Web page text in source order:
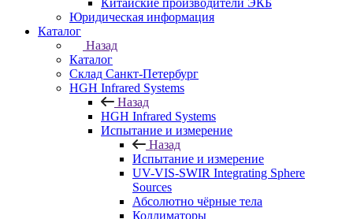
Китайские производители ЭКБ
Юридическая информация
Каталог
Назад
Каталог
Cклад Санкт-Петербург
HGH Infrared Systems
Назад
HGH Infrared Systems
Испытание и измерение
Назад
Испытание и измерение
UV-VIS-SWIR Integrating Sphere
Sources
Абсолютно чёрные тела
Коллиматоры